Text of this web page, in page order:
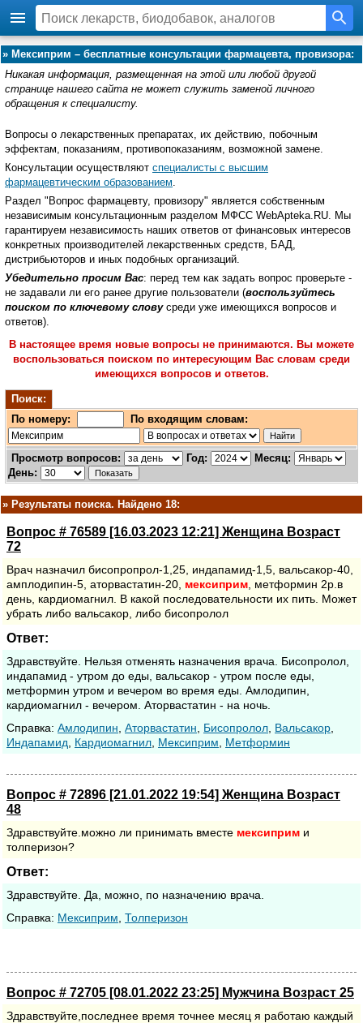
» Мексиприм – бесплатные консультации фармацевта, провизора:
Никакая информация, размещенная на этой или любой другой
странице нашего сайта не может служить заменой личного
обращения к специалисту.
Вопросы о лекарственных препаратах, их действию, побочным
эффектам, показаниям, противопоказаниям, возможной замене.
Консультации осуществляют специалисты с высшим
фармацевтическим образованием.
Раздел "Вопрос фармацевту, провизору" является собственным
независимым консультационным разделом МФСС WebApteka.RU. Мы
гарантируем независимость наших ответов от финансовых интересов
конкретных производителей лекарственных средств, БАД,
дистрибьюторов и иных подобных организаций.
Убедительно просим Вас: перед тем как задать вопрос проверьте -
не задавали ли его ранее другие пользователи (воспользуйтесь
поиском по ключевому словусреди уже имеющихся вопросов и
ответов).
В настоящее время новые вопросы не принимаются. Вы можете
воспользоваться поиском по интересующим Вас словам среди
имеющихся вопросов и ответов.
Поиск:
По номеру:
По входящим словам:
Просмотр вопросов: Год:
Месяц:
День:
» Результаты поиска. Найдено 18:
Вопрос # 76589 [16.03.2023 12:21] Женщина Возраст
72
Врач назначил бисопропрол-1,25, индапамид-1,5, вальсакор-40,
амплодипин-5, аторвастатин-20, мексиприм , метформин 2р.в
день, кардиомагнил. В какой последовательности их пить. Может
убрать либо вальсакор, либо бисопролол
Ответ:
Здравствуйте. Нельзя отменять назначения врача. Бисопролол,
индапамид - утром до еды, вальсакор - утром после еды,
метформин утром и вечером во время еды. Амлодипин,
кардиомагнил - вечером. Аторвастатин - на ночь.
Cправка: Амлодипин Аторвастатин Бисопролол Вальсакор
Индапамид
Кардиомагнил Мексиприм Метформин
Вопрос # 72896 [21.01.2022 19:54] Женщина Возраст
48
Здравствуйте.можно ли принимать вместе мексиприм и
толперизон?
Ответ:
Здравствуйте. Да, можно, по назначению врача.
Cправка: Мексиприм Толперизон
Вопрос # 72705 [08.01.2022 23:25] Мужчина Возраст 25
Здравствуйте,последнее время точнее месяц я работаю каждый